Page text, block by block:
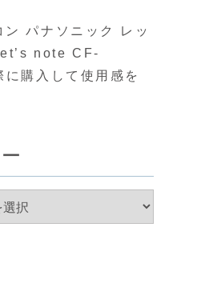
ン パナソニック レッ
note CF-
購入して使用感を